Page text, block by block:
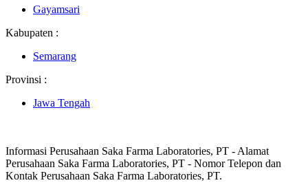
Gayamsari
Kabupaten :
Semarang
Provinsi :
Jawa Tengah
Informasi Perusahaan Saka Farma Laboratories, PT - Alamat
Perusahaan Saka Farma Laboratories, PT - Nomor Telepon dan
Kontak Perusahaan Saka Farma Laboratories, PT.